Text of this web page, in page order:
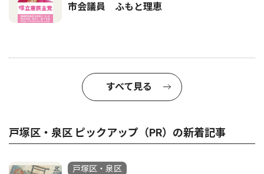
市会議員 ふもと理恵
すべて見る
戸塚区・泉区 ピックアップ（PR）の新着記事
戸塚区・泉区